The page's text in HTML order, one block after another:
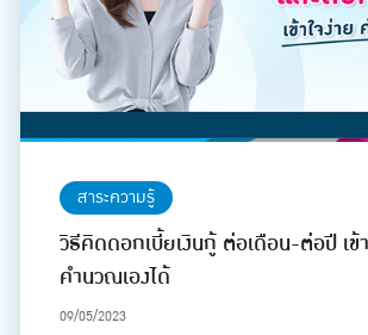
สาระความรู้
วิธีคิดดอกเบี้ยเงินกู้ ต่อเดือน-ต่อปี เข้
คำนวณเองได้
09/05/2023